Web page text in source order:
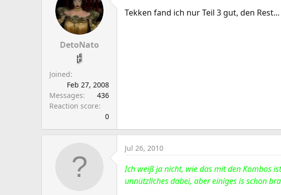
DetoNato
Joined
Feb 27, 2008
Messages
436
Reaction score
0
Tekken fand ich nur Teil 3 gut, den
Jul 26, 2010
Ich weiß ja nicht, wie das mit den Kombos
unnützliches dabei, aber einiges is schon